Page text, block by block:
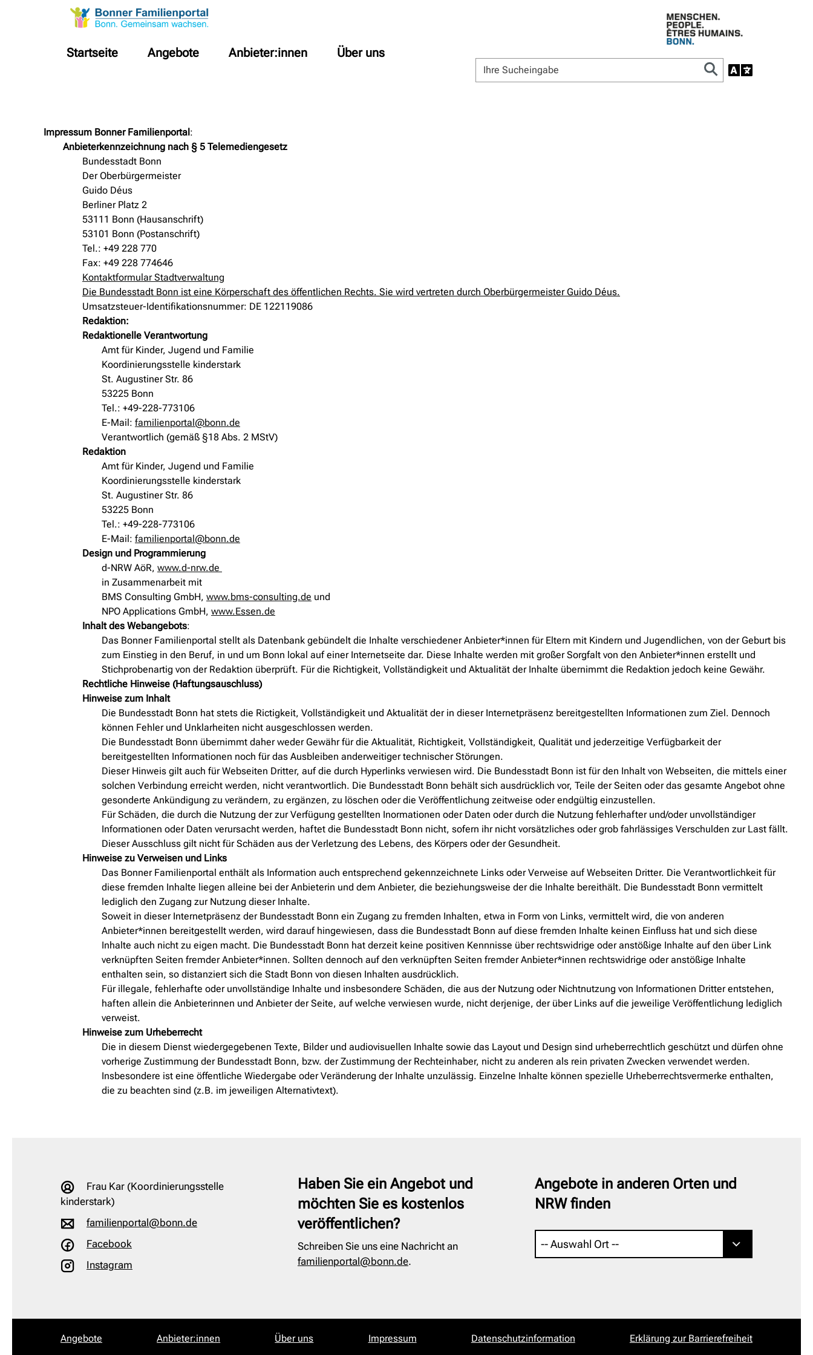
Startseite Angebote Anbieter:innen Über uns
Impressum Bonner Familienportal:
Anbieterkennzeichnung nach § 5 Telemediengesetz
Bundesstadt Bonn
Der Oberbürgermeister
Guido Déus
Berliner Platz 2
53111 Bonn (Hausanschrift)
53101 Bonn (Postanschrift)
Tel.: +49 228 770
Fax: +49 228 774646
Kontaktformular Stadtverwaltung
Die Bundesstadt Bonn ist eine Körperschaft des öffentlichen Rechts. Sie wird vertreten durch Oberbürgermeister Guido Déus.
Umsatzsteuer-Identifikationsnummer: DE 122119086
Redaktion:
Redaktionelle Verantwortung
Amt für Kinder, Jugend und Familie
Koordinierungsstelle kinderstark
St. Augustiner Str. 86
53225 Bonn
Tel.: +49-228-773106
E-Mail: familienportal@bonn.de
Verantwortlich (gemäß §18 Abs. 2 MStV)
Redaktion
Amt für Kinder, Jugend und Familie
Koordinierungsstelle kinderstark
St. Augustiner Str. 86
53225 Bonn
Tel.: +49-228-773106
E-Mail: familienportal@bonn.de
Design und Programmierung
d-NRW AöR, www.d-nrw.de
in Zusammenarbeit mit
BMS Consulting GmbH, www.bms-consulting.de und
NPO Applications GmbH, www.Essen.de
Inhalt des Webangebots:
Das Bonner Familienportal stellt als Datenbank gebündelt die Inhalte verschiedener Anbieter*innen für Eltern mit Kindern und Jugendlichen, von der Geburt bis
zum Einstieg in den Beruf, in und um Bonn lokal auf einer Internetseite dar. Diese Inhalte werden mit großer Sorgfalt von den Anbieter*innen erstellt und
Stichprobenartig von der Redaktion überprüft. Für die Richtigkeit, Vollständigkeit und Aktualität der Inhalte übernimmt die Redaktion jedoch keine Gewähr.
Rechtliche Hinweise (Haftungsauschluss)
Hinweise zum Inhalt
Die Bundesstadt Bonn hat stets die Rictigkeit, Vollständigkeit und Aktualität der in dieser Internetpräsenz bereitgestellten Informationen zum Ziel. Dennoch
können Fehler und Unklarheiten nicht ausgeschlossen werden.
Die Bundesstadt Bonn übernimmt daher weder Gewähr für die Aktualität, Richtigkeit, Vollständigkeit, Qualität und jederzeitige Verfügbarkeit der
bereitgestellten Informationen noch für das Ausbleiben anderweitiger technischer Störungen.
Dieser Hinweis gilt auch für Webseiten Dritter, auf die durch Hyperlinks verwiesen wird. Die Bundesstadt Bonn ist für den Inhalt von Webseiten, die mittels einer
solchen Verbindung erreicht werden, nicht verantwortlich. Die Bundesstadt Bonn behält sich ausdrücklich vor, Teile der Seiten oder das gesamte Angebot ohne
gesonderte Ankündigung zu verändern, zu ergänzen, zu löschen oder die Veröffentlichung zeitweise oder endgültig einzustellen.
Für Schäden, die durch die Nutzung der zur Verfügung gestellten Inormationen oder Daten oder durch die Nutzung fehlerhafter und/oder unvollständiger
Informationen oder Daten verursacht werden, haftet die Bundesstadt Bonn nicht, sofern ihr nicht vorsätzliches oder grob fahrlässiges Verschulden zur Last fällt.
Dieser Ausschluss gilt nicht für Schäden aus der Verletzung des Lebens, des Körpers oder der Gesundheit.
Hinweise zu Verweisen und Links
Das Bonner Familienportal enthält als Information auch entsprechend gekennzeichnete Links oder Verweise auf Webseiten Dritter. Die Verantwortlichkeit für
diese fremden Inhalte liegen alleine bei der Anbieterin und dem Anbieter, die beziehungsweise der die Inhalte bereithält. Die Bundesstadt Bonn vermittelt
lediglich den Zugang zur Nutzung dieser Inhalte.
Soweit in dieser Internetpräsenz der Bundesstadt Bonn ein Zugang zu fremden Inhalten, etwa in Form von Links, vermittelt wird, die von anderen
Anbieter*innen bereitgestellt werden, wird darauf hingewiesen, dass die Bundesstadt Bonn auf diese fremden Inhalte keinen Einfluss hat und sich diese
Inhalte auch nicht zu eigen macht. Die Bundesstadt Bonn hat derzeit keine positiven Kennnisse über rechtswidrige oder anstößige Inhalte auf den über Link
verknüpften Seiten fremder Anbieter*innen. Sollten dennoch auf den verknüpften Seiten fremder Anbieter*innen rechtswidrige oder anstößige Inhalte
enthalten sein, so distanziert sich die Stadt Bonn von diesen Inhalten ausdrücklich.
Für illegale, fehlerhafte oder unvollständige Inhalte und insbesondere Schäden, die aus der Nutzung oder Nichtnutzung von Informationen Dritter entstehen,
haften allein die Anbieterinnen und Anbieter der Seite, auf welche verwiesen wurde, nicht derjenige, der über Links auf die jeweilige Veröffentlichung lediglich
verweist.
Hinweise zum Urheberrecht
Die in diesem Dienst wiedergegebenen Texte, Bilder und audiovisuellen Inhalte sowie das Layout und Design sind urheberrechtlich geschützt und dürfen ohne
vorherige Zustimmung der Bundesstadt Bonn, bzw. der Zustimmung der Rechteinhaber, nicht zu anderen als rein privaten Zwecken verwendet werden.
Insbesondere ist eine öffentliche Wiedergabe oder Veränderung der Inhalte unzulässig. Einzelne Inhalte können spezielle Urheberrechtsvermerke enthalten,
die zu beachten sind (z.B. im jeweiligen Alternativtext).
Frau Kar (Koordinierungsstelle
kinderstark)
familienportal@bonn.de
Facebook
Instagram
Haben Sie ein Angebot und
möchten Sie es kostenlos
veröffentlichen?
Schreiben Sie uns eine Nachricht an
familienportal@bonn.de.
Angebote in anderen Orten und
NRW finden
Angebote Anbieter:innen Über uns Impressum Datenschutzinformation Erklärung zur Barrierefreiheit